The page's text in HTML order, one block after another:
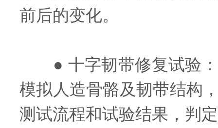
前后的变化。
● 十字韧带修复试验：
模拟人造骨骼及韧带结构
测试流程和试验结果，判